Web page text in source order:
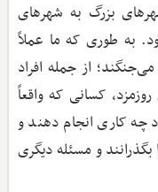
بزرگ به شهرهای
به طوری که ما عملاً
از جمله افراد
کسانی که واقعاً
چه کاری انجام دهند و
بگذرانند و مسئله دیگری